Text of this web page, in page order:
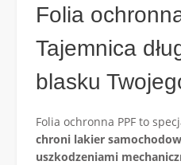
Folia
Tajemnica
blasku
Folia ochronna PPF to
chroni lakier
uszkodzeniami